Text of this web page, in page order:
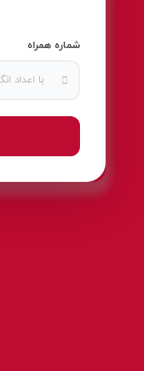
شماره همراه